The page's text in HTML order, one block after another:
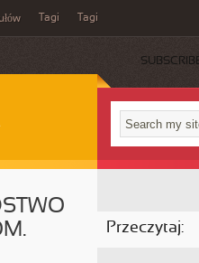
Tagi Tagi
Przeczytaj: